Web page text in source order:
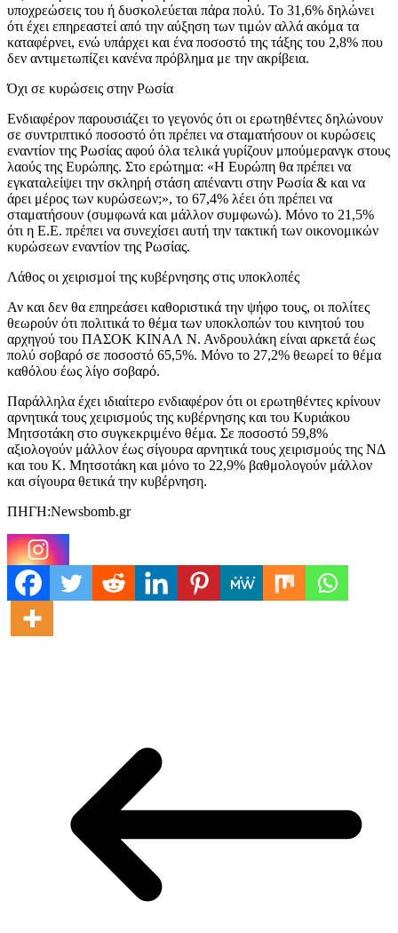
υποχρεώσεις του ή δυσκολεύεται πάρα πολύ. Το 31,6% δηλώνει
ότι έχει επηρεαστεί από την αύξηση των τιμών αλλά ακόμα τα
καταφέρνει, ενώ υπάρχει και ένα ποσοστό της τάξης του 2,8% που
δεν αντιμετωπίζει κανένα πρόβλημα με την ακρίβεια.
Όχι σε κυρώσεις στην Ρωσία
Ενδιαφέρον παρουσιάζει το γεγονός ότι οι ερωτηθέντες δηλώνουν
σε συντριπτικό ποσοστό ότι πρέπει να σταματήσουν οι κυρώσεις
εναντίον της Ρωσίας αφού όλα τελικά γυρίζουν μπούμερανγκ στους
λαούς της Ευρώπης. Στο ερώτημα: «Η Ευρώπη θα πρέπει να
εγκαταλείψει την σκληρή στάση απέναντι στην Ρωσία & και να
άρει μέρος των κυρώσεων;», το 67,4% λέει ότι πρέπει να
σταματήσουν (συμφωνά και μάλλον συμφωνώ). Μόνο το 21,5%
ότι η Ε.Ε. πρέπει να συνεχίσει αυτή την τακτική των οικονομικών
κυρώσεων εναντίον της Ρωσίας.
Λάθος οι χειρισμοί της κυβέρνησης στις υποκλοπές
Αν και δεν θα επηρεάσει καθοριστικά την ψήφο τους, οι πολίτες
θεωρούν ότι πολιτικά το θέμα των υποκλοπών του κινητού του
αρχηγού του ΠΑΣΟΚ ΚΙΝΑΛ Ν. Ανδρουλάκη είναι αρκετά έως
πολύ σοβαρό σε ποσοστό 65,5%. Μόνο το 27,2% θεωρεί το θέμα
καθόλου έως λίγο σοβαρό.
Παράλληλα έχει ιδιαίτερο ενδιαφέρον ότι οι ερωτηθέντες κρίνουν
αρνητικά τους χειρισμούς της κυβέρνησης και του Κυριάκου
Μητσοτάκη στο συγκεκριμένο θέμα. Σε ποσοστό 59,8%
αξιολογούν μάλλον έως σίγουρα αρνητικά τους χειρισμούς της ΝΔ
και του Κ. Μητσοτάκη και μόνο το 22,9% βαθμολογούν μάλλον
και σίγουρα θετικά την κυβέρνηση.
ΠΗΓΗ:Newsbomb.gr